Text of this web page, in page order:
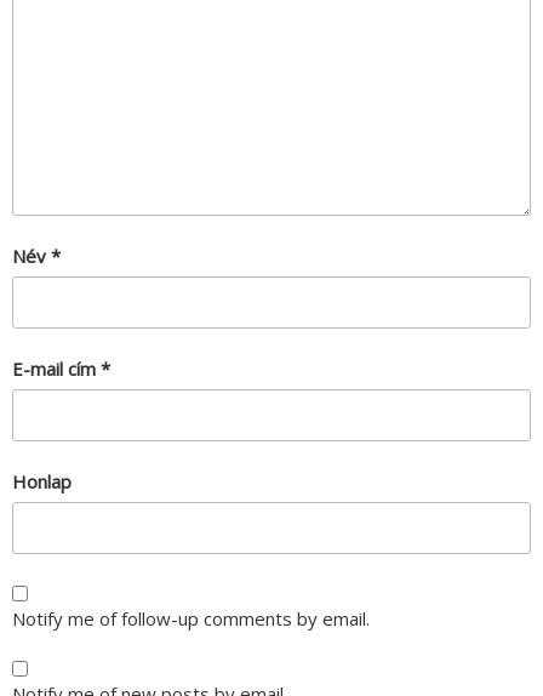
Név *
E-mail cím *
Honlap
Notify me of follow-up comments by email.